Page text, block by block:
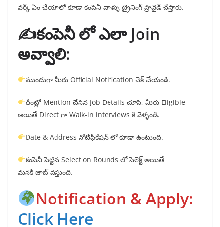
వర్క్ ఏం చేయాలో కూడా కంపెనీ వాళ్ళు ట్రైనింగ్ ప్రొవైడ్ చేస్తారు.
✍️కంపెనీ లో ఎలా Join
అవ్వాలి:
ముందుగా మీరు Official Notification చెక్ చేయండి.
దీంట్లో Mention చేసిన Job Details చూసి, మీరు Eligible
అయితే Direct గా Walk-in interviews కి వెళ్ళండి.
Date & Address నోటిఫికేషన్ లో కూడా ఉంటుంది.
కంపెనీ పెట్టిన Selection Rounds లో సెలెక్ట్ అయితే
మనకి జాబ్ వస్తుంది.
Notification & Apply:
Click Here